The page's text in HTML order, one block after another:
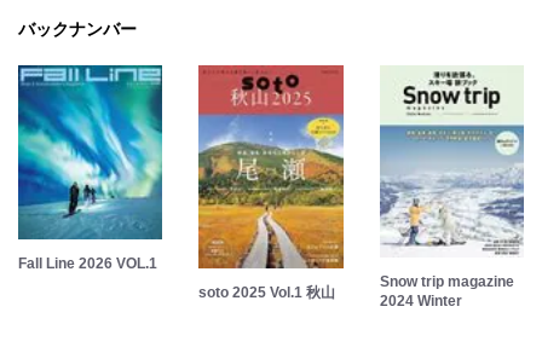
バックナンバー
Fall Line 2026 VOL.1
soto 2025 Vol.1 秋山
Snow trip magazine
2024 Winter